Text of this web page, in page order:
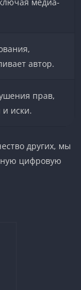
автор.
прав,
иски.
других, мы
цифровую